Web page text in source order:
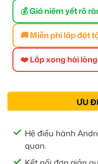
💰 Giá niêm yết rõ
🚚 Miễn phí lắp đặt
❤️ Lắp xong hài
ƯU
Hệ điều hành
quan.